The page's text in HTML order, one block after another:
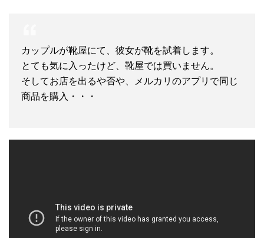
カップルが靴屋にて、彼女が靴を試着します。
とても気に入ったけど、靴屋では買いません。
そしてお店を出るや否や、メルカリのアプリで同じ
商品を購入・・・